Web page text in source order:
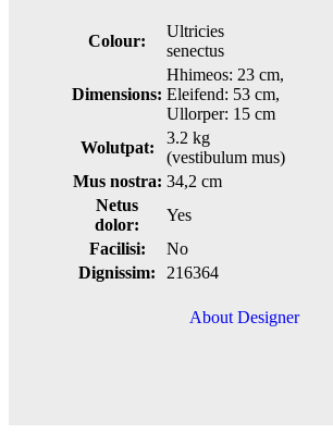
Colour:
Ultricies
senectus
Dimensions:
Hhimeos: 23 cm,
Eleifend: 53 cm,
Ullorper: 15 cm
Wolutpat:
3.2 kg
(vestibulum mus)
Mus nostra: 34,2 cm
Netus
dolor:
Yes
Facilisi:
No
Dignissim:
216364
About Designer